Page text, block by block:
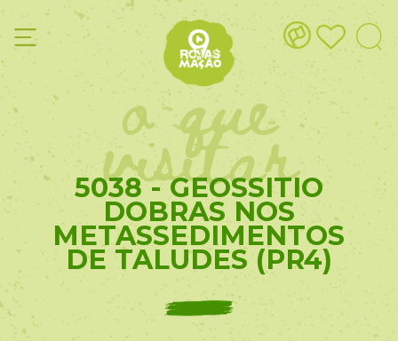
o que
visitar
5038 - GEOSSITIO
DOBRAS NOS
METASSEDIMENTOS
DE TALUDES (PR4)